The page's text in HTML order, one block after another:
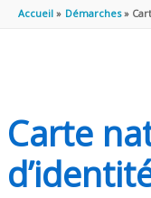
Accueil Démarches
Carte